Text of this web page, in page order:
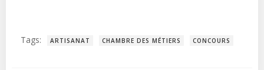
Tags: ARTISANAT CHAMBRE DES MÉTIERS CONCOURS